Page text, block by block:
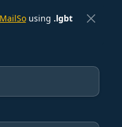
using .lgbt